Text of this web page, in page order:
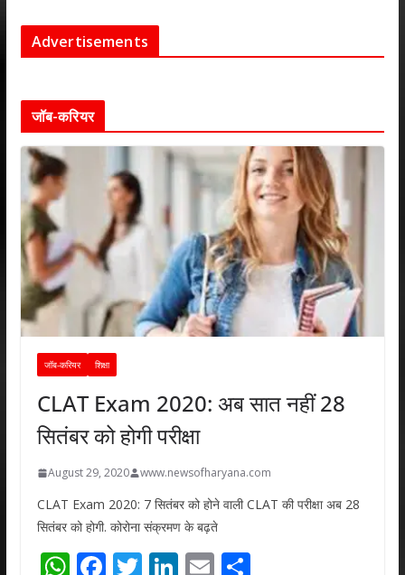
Advertisements
जॉब-करियर
जॉब-करियर शिक्षा
CLAT Exam 2020: अब सात नहीं 28
सितंबर को होगी परीक्षा
August 29, 2020 www.newsofharyana.com
CLAT Exam 2020: 7 सितंबर को होने वाली CLAT की परीक्षा अब 28
सितंबर को होगी. कोरोना संक्रमण के बढ़ते
W F T Li E S